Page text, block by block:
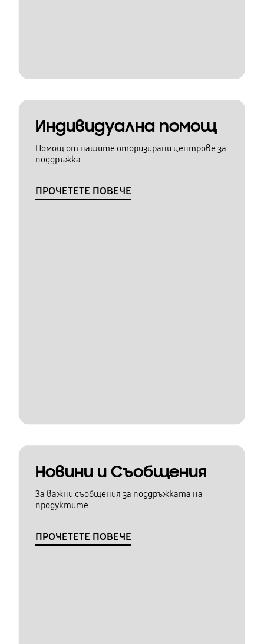
Индивидуална помощ
Помощ от нашите оторизирани центрове за
поддръжка
ПРОЧЕТЕТЕ ПОВЕЧЕ
Новини и Съобщения
За важни съобщения за поддръжката на
продуктите
ПРОЧЕТЕТЕ ПОВЕЧЕ